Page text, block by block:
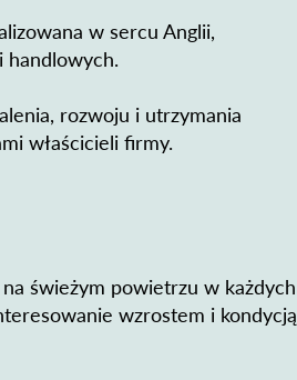
w sercu Anglii,
handlowych.
rozwoju i utrzymania
właścicieli firmy.
świeżym powietrzu w każdych
wzrostem i kondycją